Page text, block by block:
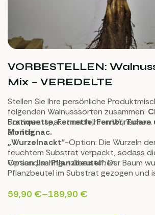
VORBESTELLEN:
Mix – VEREDELTE
Stellen Sie Ihre persönliche
folgenden Walnusssorten zusammen:
Franquette, Fernette, Fernor,Tulare
Montignac.
Sortimentspaket nach Ihren
ähnlich.
„Wurzelnackt“-Option: Die Wurzeln
feuchtem Substrat verpackt, sodass
Versand sehr gut überstehen.
Option „Im Pflanzbeutel“: Der Baum
Pflanzbeutel im Substrat gezogen und
ausgesetzt.
59,90 €–189,90 €